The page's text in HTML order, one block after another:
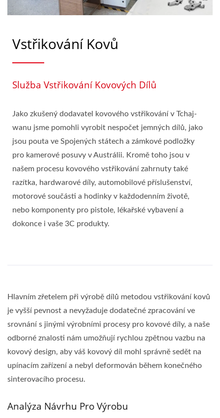
Vstřikování Kovů
Služba Vstřikování Kovových Dílů
Jako zkušený dodavatel kovového vstřikování v Tchaj-
wanu jsme pomohli vyrobit nespočet jemných dílů, jako
jsou pouta ve Spojených státech a zámkové podložky
pro kamerové posuvy v Austrálii. Kromě toho jsou v
našem procesu kovového vstřikování zahrnuty také
razítka, hardwarové díly, automobilové příslušenství,
motorové součásti a hodinky v každodenním životě,
nebo komponenty pro pistole, lékařské vybavení a
dokonce i vaše 3C produkty.
Hlavním zřetelem při výrobě dílů metodou vstřikování kovů
je vyšší pevnost a nevyžaduje dodatečné zpracování ve
srovnání s jinými výrobními procesy pro kovové díly, a naše
odborné znalosti nám umožňují rychlou zpětnou vazbu na
kovový design, aby váš kovový díl mohl správně sedět na
upínacím zařízení a nebyl deformován během konečného
sinterovacího procesu.
Analýza Návrhu Pro Výrobu